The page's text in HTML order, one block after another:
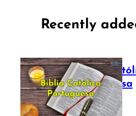
Recently
Bíblia
Portuguesa
July 16, 2025